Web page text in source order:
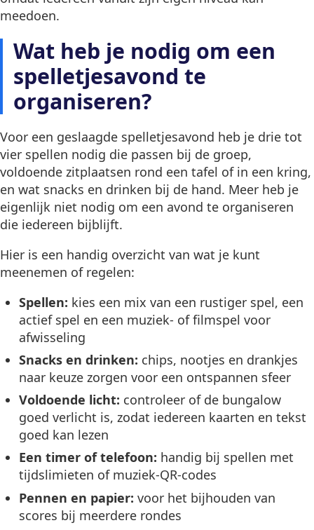
meedoen.
Wat heb je nodig om een
spelletjesavond te
organiseren?
Voor een geslaagde spelletjesavond heb je drie tot
vier spellen nodig die passen bij de groep,
voldoende zitplaatsen rond een tafel of in een kring,
en wat snacks en drinken bij de hand. Meer heb je
eigenlijk niet nodig om een avond te organiseren
die iedereen bijblijft.
Hier is een handig overzicht van wat je kunt
meenemen of regelen:
Spellen: kies een mix van een rustiger spel, een
actief spel en een muziek- of filmspel voor
afwisseling
Snacks en drinken: chips, nootjes en drankjes
naar keuze zorgen voor een ontspannen sfeer
Voldoende licht: controleer of de bungalow
goed verlicht is, zodat iedereen kaarten en tekst
goed kan lezen
Een timer of telefoon: handig bij spellen met
tijdslimieten of muziek-QR-codes
Pennen en papier: voor het bijhouden van
scores bij meerdere rondes